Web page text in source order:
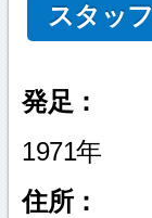
スタッフ
発足：
1971年
住所：